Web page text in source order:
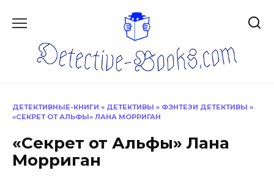
ДЕТЕКТИВНЫЕ-КНИГИ » ДЕТЕКТИВЫ » ФЭНТЕЗИ ДЕТЕКТИВЫ »
«СЕКРЕТ ОТ АЛЬФЫ» ЛАНА МОРРИГАН
«Секрет от Альфы» Лана
Морриган